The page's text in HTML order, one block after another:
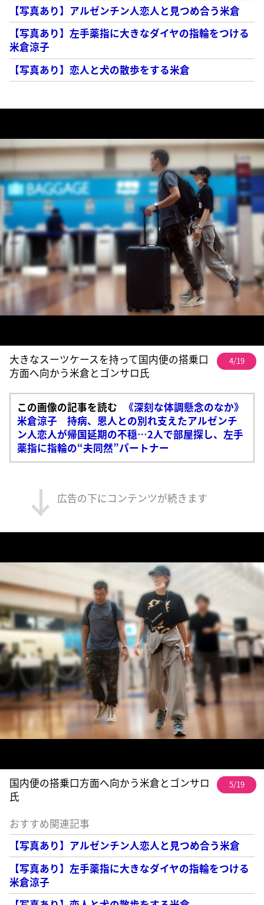
【写真あり】アルゼンチン人恋人と見つめ合う米倉
【写真あり】左手薬指に大きなダイヤの指輪をつける
米倉涼子
【写真あり】恋人と犬の散歩をする米倉
大きなスーツケースを持って国内便の搭乗口
方面へ向かう米倉とゴンサロ氏
4/19
この画像の記事を読む
《深刻な体調懸念のなか》
米倉涼子 持病、恩人との別れ支えたアルゼンチ
ン人恋人が帰国延期の不穏…2人で部屋探し、左手
薬指に指輪の“夫同然”パートナー
広告の下にコンテンツが続きます
国内便の搭乗口方面へ向かう米倉とゴンサロ
氏
5/19
おすすめ関連記事
【写真あり】アルゼンチン人恋人と見つめ合う米倉
【写真あり】左手薬指に大きなダイヤの指輪をつける
米倉涼子